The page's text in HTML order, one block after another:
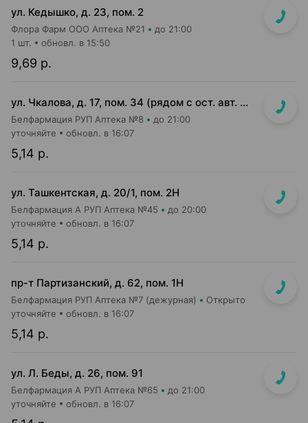
ул. Кедышко, д. 23, пом. 2
Флора Фарм ООО Аптека №21 до 21:00
9,69 р.
1 шт. обновл. в 15:50
ул. Чкалова, д. 17, пом. 34 (рядом с ост. авт. №100)
Белфармация РУП Аптека №8 до 21:00
5,14 р.
уточняйте обновл. в 16:07
ул. Ташкентская, д. 20/1, пом. 2Н
Белфармация А РУП Аптека №45 до 20:00
5,14 р.
уточняйте обновл. в 16:07
пр-т Партизанский, д. 62, пом. 1Н
Белфармация РУП Аптека №7 (дежурная) Открыто
5,14 р.
уточняйте обновл. в 16:07
ул. Л. Беды, д. 26, пом. 91
Белфармация А РУП Аптека №65 до 21:00
уточняйте обновл. в 16:07